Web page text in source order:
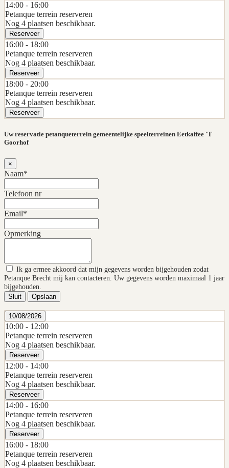
14:00 - 16:00
Petanque terrein reserveren
Nog 4 plaatsen beschikbaar.
Reserveer
16:00 - 18:00
Petanque terrein reserveren
Nog 4 plaatsen beschikbaar.
Reserveer
18:00 - 20:00
Petanque terrein reserveren
Nog 4 plaatsen beschikbaar.
Reserveer
Uw reservatie petanqueterrein gemeentelijke speelterreinen Eetkaffee 'T
Goorhof
×
Naam*
Telefoon nr
Email*
Opmerking
Ik ga ermee akkoord dat mijn gegevens worden bijgehouden zodat
Petanque Brecht mij kan contacteren. Uw gegevens worden maximaal 1 jaar
bijgehouden.
Sluit Opslaan
10/08/2026
10:00 - 12:00
Petanque terrein reserveren
Nog 4 plaatsen beschikbaar.
Reserveer
12:00 - 14:00
Petanque terrein reserveren
Nog 4 plaatsen beschikbaar.
Reserveer
14:00 - 16:00
Petanque terrein reserveren
Nog 4 plaatsen beschikbaar.
Reserveer
16:00 - 18:00
Petanque terrein reserveren
Nog 4 plaatsen beschikbaar.